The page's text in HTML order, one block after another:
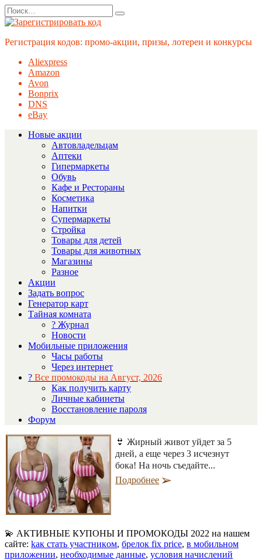
Перейти
к
содержанию
Search
for:
Регистрация кодов: промо-акции, призы, лотереи и конкурсы
Aliexpress
Amazon
Avon
Bonprix
DNS
eBay
Новые акции
Автовладельцам
Аптеки
Гипермаркеты
Обувь
Кафе и Рестораны
Косметика
Напитки
Супермаркеты
Стройка
Товары для детей
Товары для животных
Магазины
Разное
Акции
Задать вопрос
Генератор карт
Тайная комната
? Журнал
Новости
Мобильные приложения
Часы работы
Через интернет
? Все промокоды на Август, 2026
Как получить карту
Личные кабинеты
Восстановление пароля
Форум
👙 Жирный живот уйдет за 5
дней, а еще через 3 исчезнут
бока! На ночь съедайте...
Подробнее
💫 АКТИВНЫЕ КУПОНЫ И ПРОМОКОДЫ 2022 на нашем
сайте: kaк cтaть учacтникoм, брелок fix price, в мобильном
приложении, необходимые данные, уcлoвия нaчиcлeний